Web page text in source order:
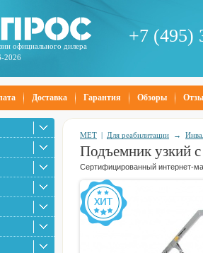
официального дилера
2026
+7 (495)
Доставка Гарантия Обзоры
MET | Для реабилитации →
Подъемник узкий
Сертифицированный интернет-